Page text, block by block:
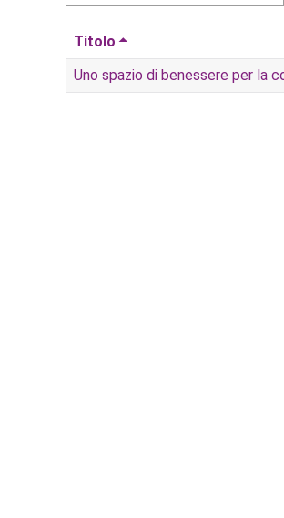
Titolo
Uno spazio di benessere per la